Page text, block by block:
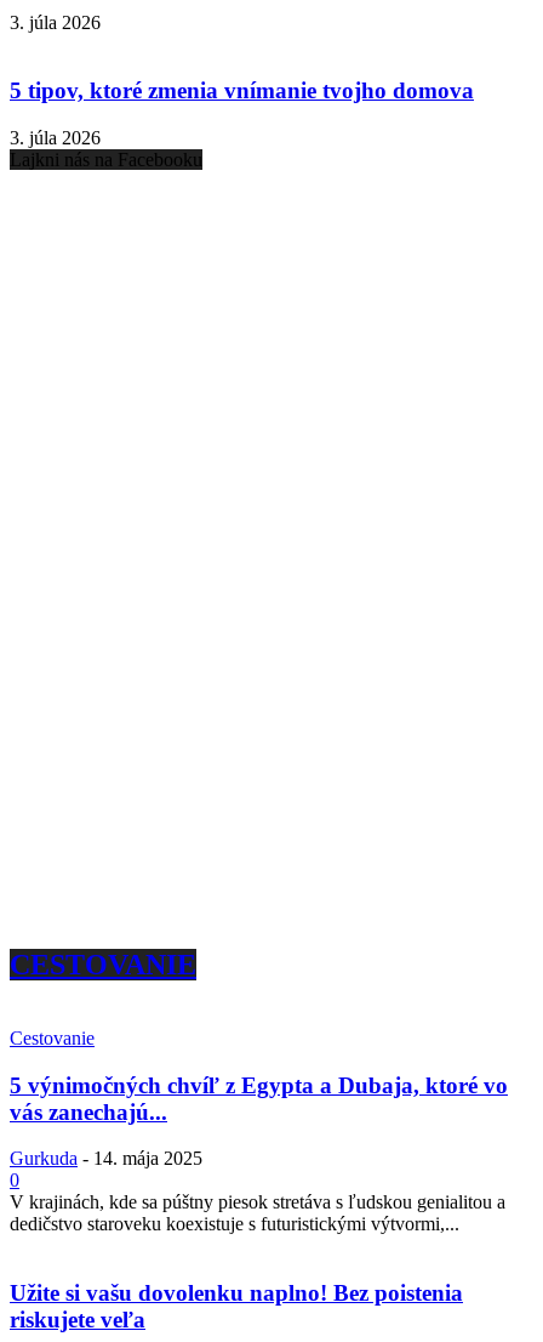
3. júla 2026
5 tipov, ktoré zmenia vnímanie tvojho domova
3. júla 2026
Lajkni nás na Facebooku
CESTOVANIE
Cestovanie
5 výnimočných chvíľ z Egypta a Dubaja, ktoré vo
vás zanechajú...
Gurkuda - 14. mája 2025
0
V krajinách, kde sa púštny piesok stretáva s ľudskou genialitou a
dedičstvo staroveku koexistuje s futuristickými výtvormi,...
Užite si vašu dovolenku naplno! Bez poistenia
riskujete veľa